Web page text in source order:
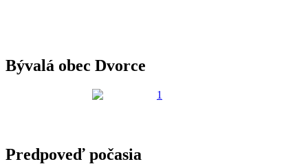
Bývalá obec Dvorce
Predpoveď počasia